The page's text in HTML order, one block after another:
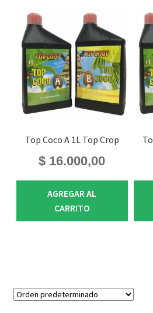
Top Coco A 1L Top Crop
$ 16.000,00
AGREGAR AL
CARRITO